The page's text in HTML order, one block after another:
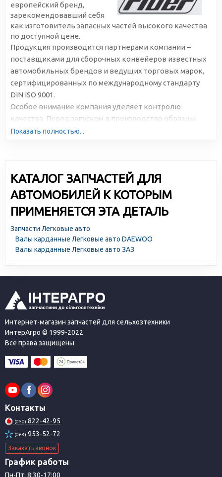
европейский бренд,
зарекомендовавший себя
как изготовитель запасных частей высокого качества
по доступной цене.
Продукция производится партнерами компании –
поставщиками для сборочных конвейеров известных
автомобильных брендов и ведущих торговых марок,
сертифицированных по международному стандарту
DIN ISO 9001.
Особое внимание компания уделяет контролю
качества. Перед запуском в производство образцы
подвергаются многократному и всестороннему
Показать полностью...
КАТАЛОГ ЗАПЧАСТЕЙ ДЛЯ
АВТОМОБИЛЕЙ К КОТОРЫМ
ПРИМЕНЯЕТСЯ ЭТА ДЕТАЛЬ
Запчасти Легковые авто
Валы карданные Легковые авто DAEWOO
Валы карданные Легковые авто ЗАЗ
Интернет-магазин запчастей для сельхозтехники
ИнтерАгро © 1999-2022
Все права защищены
Контакты
(050) 822-42-95
(068) 953-52-72
Заказать звонок
График работы
Пн-Пт: 8:30-17:00